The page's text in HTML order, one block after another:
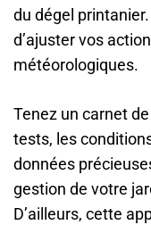
du dégel
d’ajuster vos
météorologiques.
Tenez un carnet
tests, les
données
gestion de votre
D’ailleurs, cette